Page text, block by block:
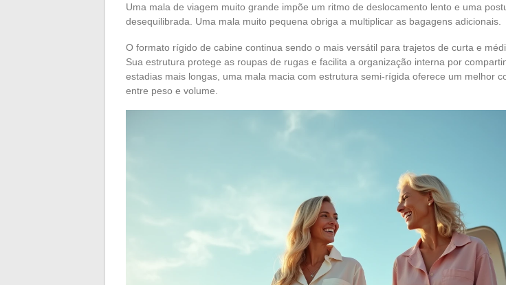
Uma mala de viagem muito grande impõe um ritmo de deslocamento lento e uma
desequilibrada. Uma mala muito pequena obriga a multiplicar as bagagens adicionais.
O formato rígido de cabine continua sendo o mais versátil para trajetos de curta e
Sua estrutura protege as roupas de rugas e facilita a organização interna por
estadias mais longas, uma mala macia com estrutura semi-rígida oferece um melhor
entre peso e volume.